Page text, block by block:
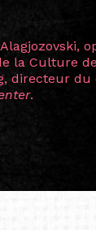
rencontres
Hicterienne
transformé
à Berlin
forgées